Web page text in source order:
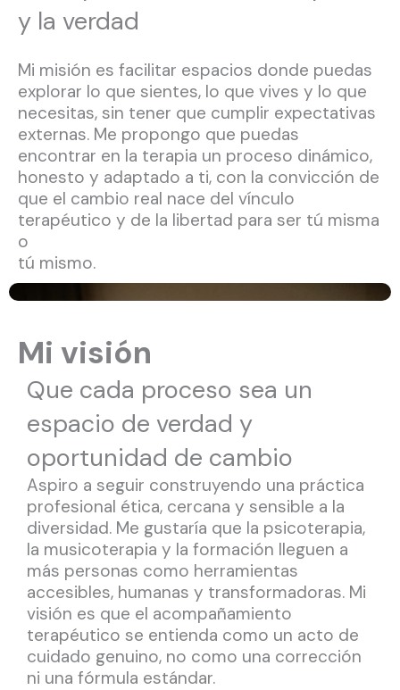
y la verdad
Mi misión es facilitar espacios donde puedas
explorar lo que sientes, lo que vives y lo que
necesitas, sin tener que cumplir expectativas
externas. Me propongo que puedas
encontrar en la terapia un proceso dinámico,
honesto y adaptado a ti, con la convicción de
que el cambio real nace del vínculo
terapéutico y de la libertad para ser tú misma
o
tú mismo.
Mi visión
Que cada proceso sea un
espacio de verdad y
oportunidad de cambio
Aspiro a seguir construyendo una práctica
profesional ética, cercana y sensible a la
diversidad. Me gustaría que la psicoterapia,
la musicoterapia y la formación lleguen a
más personas como herramientas
accesibles, humanas y transformadoras. Mi
visión es que el acompañamiento
terapéutico se entienda como un acto de
cuidado genuino, no como una corrección
ni una fórmula estándar.